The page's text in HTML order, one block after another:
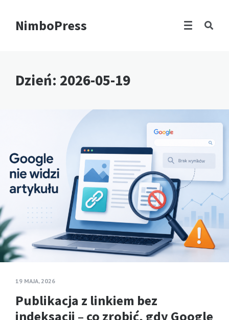
NimboPress
Dzień: 2026-05-19
19 MAJA, 2026
Publikacja z linkiem bez
indeksacji – co zrobić, gdy Google